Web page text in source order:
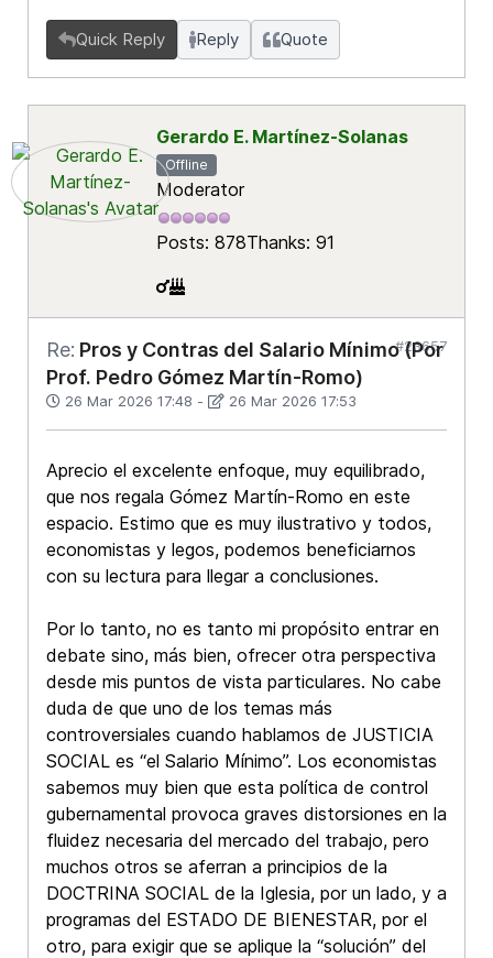
Quick Reply Reply Quote
Gerardo E. Martínez-Solanas
Offline
Moderator
Posts: 878Thanks: 91
Re: Pros y Contras del Salario Mínimo (Por
Prof. Pedro Gómez Martín-Romo)
26 Mar 2026 17:48 - 26 Mar 2026 17:53
#23657
Aprecio el excelente enfoque, muy equilibrado,
que nos regala Gómez Martín-Romo en este
espacio. Estimo que es muy ilustrativo y todos,
economistas y legos, podemos beneficiarnos
con su lectura para llegar a conclusiones.
Por lo tanto, no es tanto mi propósito entrar en
debate sino, más bien, ofrecer otra perspectiva
desde mis puntos de vista particulares. No cabe
duda de que uno de los temas más
controversiales cuando hablamos de JUSTICIA
SOCIAL es “el Salario Mínimo”. Los economistas
sabemos muy bien que esta política de control
gubernamental provoca graves distorsiones en la
fluidez necesaria del mercado del trabajo, pero
muchos otros se aferran a principios de la
DOCTRINA SOCIAL de la Iglesia, por un lado, y a
programas del ESTADO DE BIENESTAR, por el
otro, para exigir que se aplique la “solución” del